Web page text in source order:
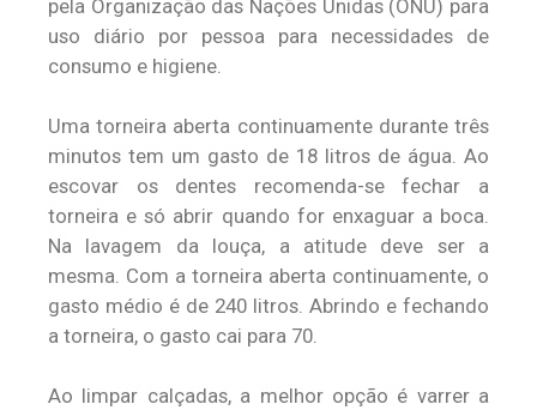
pela Organização das Nações Unidas (ONU) para
uso diário por pessoa para necessidades de
consumo e higiene.
Uma torneira aberta continuamente durante três
minutos tem um gasto de 18 litros de água. Ao
escovar os dentes recomenda-se fechar a
torneira e só abrir quando for enxaguar a boca.
Na lavagem da louça, a atitude deve ser a
mesma. Com a torneira aberta continuamente, o
gasto médio é de 240 litros. Abrindo e fechando
a torneira, o gasto cai para 70.
Ao limpar calçadas, a melhor opção é varrer a